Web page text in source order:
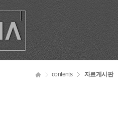
contents 자료게시판